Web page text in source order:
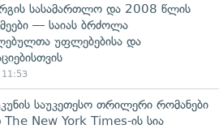
სასამართლო და 2008 წლის
— საიას ბრძოლა
უფლებებისა და
11:53
საუკეთესო თრილერი რომანები
New York Times-ის სია